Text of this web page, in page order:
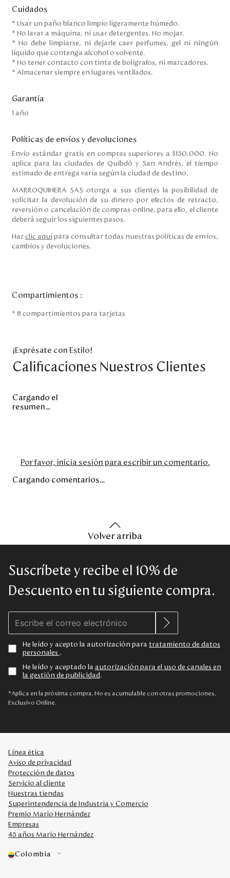
Cuidados
* Usar un paño blanco limpio ligeramente húmedo.
* No lavar a máquina, ni usar detergentes. No mojar.
* No debe limpiarse, ni dejarle caer perfumes, gel ni ningún
líquido que contenga alcohol o solvente.
* No tener contacto con tinta de bolígrafos, ni marcadores.
* Almacenar siempre en lugares ventilados.
Garantía
1 año
Políticas de envíos y devoluciones
Envío estándar gratis en compras superiores a $150.000. No
aplica para las ciudades de Quibdó y San Andrés, el tiempo
estimado de entrega varía según la ciudad de destino.
MARROQUINERA SAS otorga a sus clientes la posibilidad de
solicitar la devolución de su dinero por efectos de retracto,
reversión o cancelación de compras online, para ello, el cliente
deberá seguir los siguientes pasos.
Haz clic aquí para consultar todas nuestras políticas de envíos,
cambios y devoluciones.
Compartimientos :
* 8 compartimientos para tarjetas
¡Exprésate con Estilo!
Calificaciones Nuestros Clientes
Cargando el
resumen…
Por favor, inicia sesión para escribir un comentario.
Cargando comentarios…
Volver arriba
Suscríbete y recibe el 10% de
Descuento en tu siguiente compra.
He leído y acepto la autorización para tratamiento de datos
personales .
He leído y aceptado la autorización para el uso de canales en
la gestión de publicidad .
*Aplica en la próxima compra. No es acumulable con otras promociones.
Exclusivo Online.
Línea ética
Aviso de privacidad
Protección de datos
Servicio al cliente
Nuestras tiendas
Superintendencia de Industria y Comercio
Premio Mario Hernández
Empresas
45 años Mario Hernández
Colombia